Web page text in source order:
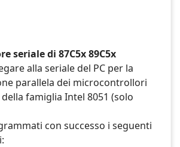
seriale di 87C5x 89C5x
alla seriale del PC per la
parallela dei microcontrollori
della famiglia Intel 8051 (solo
con successo i seguenti